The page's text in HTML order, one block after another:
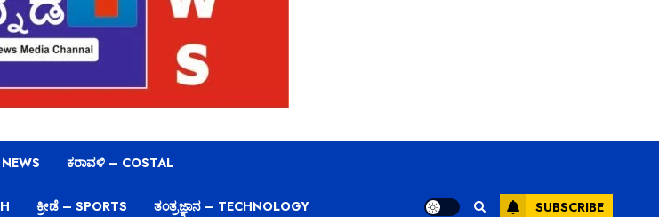
NEWS ಕರಾವಳಿ – COSTAL
ಕ್ರೀಡೆ – SPORTS ತಂತ್ರಜ್ಞಾನ – TECHNOLOGY SUBSCRIBE